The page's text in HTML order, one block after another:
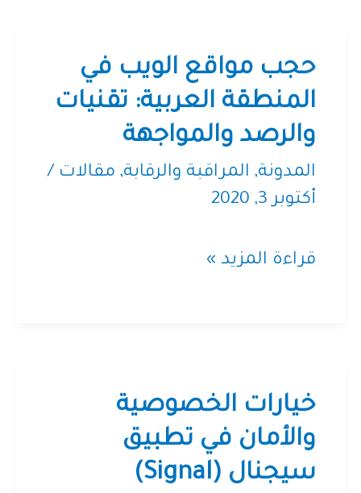
حجب مواقع الويب في
المنطقة العربية: تقنيات
والرصد والمواجهة
المدونة, المراقبة والرقابة, مقالات /
أكتوبر 3, 2020
حجب
المنطقة
العربية:
تقنيات
قراءة المزيد »
خيارات الخصوصية
والأمان في تطبيق
سيجنال (Signal)